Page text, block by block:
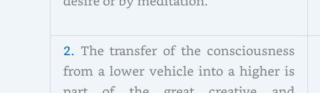
2. The transfer of the consciousness
from a lower vehicle into a higher is